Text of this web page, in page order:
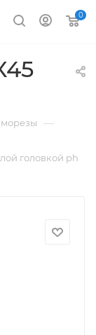
0
—
головкой ph